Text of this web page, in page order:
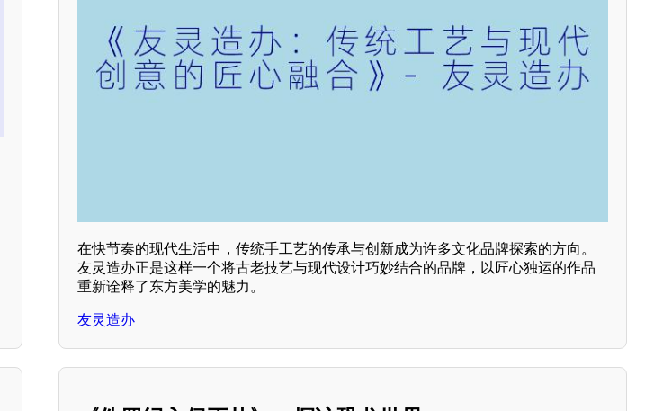
在快节奏的现代生活中，传统手工艺的传承与创新成为许多文化品牌探索的方向。
友灵造办正是这样一个将古老技艺与现代设计巧妙结合的品牌，以匠心独运的作品
重新诠释了东方美学的魅力。
友灵造办